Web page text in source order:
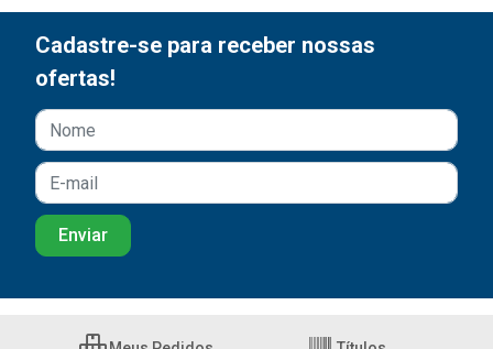
Cadastre-se para receber nossas
ofertas!